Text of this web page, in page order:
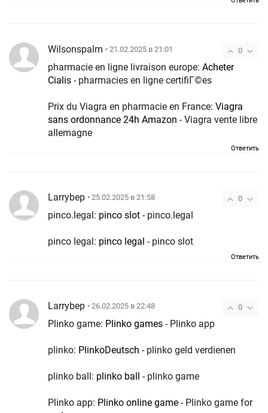
0
Wilsonspalm • 21.02.2025 в 21:01
pharmacie en ligne livraison europe: Acheter
Cialis - pharmacies en ligne certifiГ©es
Prix du Viagra en pharmacie en France: Viagra
sans ordonnance 24h Amazon - Viagra vente libre
allemagne
Ответить
0
Larrybep • 25.02.2025 в 21:58
pinco.legal: pinco slot - pinco.legal
pinco legal: pinco legal - pinco slot
Ответить
0
Larrybep • 26.02.2025 в 22:48
Plinko game: Plinko games - Plinko app
plinko: PlinkoDeutsch - plinko geld verdienen
plinko ball: plinko ball - plinko game
Plinko app: Plinko online game - Plinko game for